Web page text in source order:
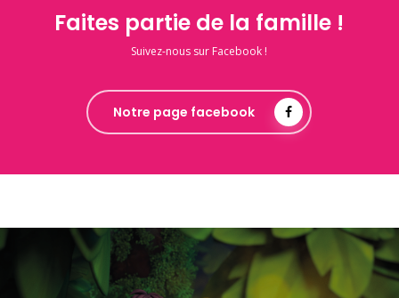
Faites partie de la famille !
Suivez-nous sur Facebook !
Notre page facebook